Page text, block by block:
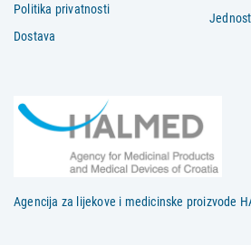
Politika privatnosti
Dostava
Agencija za lijekove i medicinske proizvode